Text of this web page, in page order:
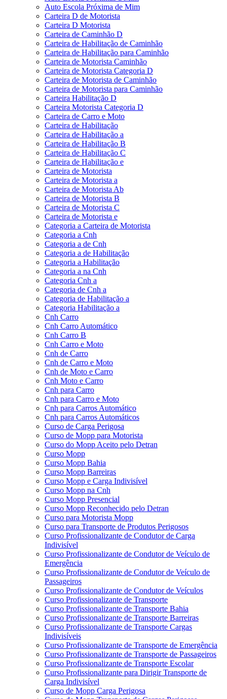
Auto Escola Próxima de Mim
Carteira D de Motorista
Carteira D Motorista
Carteira de Caminhão D
Carteira de Habilitação de Caminhão
Carteira de Habilitação para Caminhão
Carteira de Motorista Caminhão
Carteira de Motorista Categoria D
Carteira de Motorista de Caminhão
Carteira de Motorista para Caminhão
Carteira Habilitação D
Carteira Motorista Categoria D
Carteira de Carro e Moto
Carteira de Habilitação
Carteira de Habilitação a
Carteira de Habilitação B
Carteira de Habilitação C
Carteira de Habilitação e
Carteira de Motorista
Carteira de Motorista a
Carteira de Motorista Ab
Carteira de Motorista B
Carteira de Motorista C
Carteira de Motorista e
Categoria a Carteira de Motorista
Categoria a Cnh
Categoria a de Cnh
Categoria a de Habilitação
Categoria a Habilitação
Categoria a na Cnh
Categoria Cnh a
Categoria de Cnh a
Categoria de Habilitação a
Categoria Habilitação a
Cnh Carro
Cnh Carro Automático
Cnh Carro B
Cnh Carro e Moto
Cnh de Carro
Cnh de Carro e Moto
Cnh de Moto e Carro
Cnh Moto e Carro
Cnh para Carro
Cnh para Carro e Moto
Cnh para Carros Automático
Cnh para Carros Automáticos
Curso de Carga Perigosa
Curso de Mopp para Motorista
Curso do Mopp Aceito pelo Detran
Curso Mopp
Curso Mopp Bahia
Curso Mopp Barreiras
Curso Mopp e Carga Indivisível
Curso Mopp na Cnh
Curso Mopp Presencial
Curso Mopp Reconhecido pelo Detran
Curso para Motorista Mopp
Curso para Transporte de Produtos Perigosos
Curso Profissionalizante de Condutor de Carga
Indivisível
Curso Profissionalizante de Condutor de Veículo de
Emergência
Curso Profissionalizante de Condutor de Veículo de
Passageiros
Curso Profissionalizante de Condutor de Veículos
Curso Profissionalizante de Transporte
Curso Profissionalizante de Transporte Bahia
Curso Profissionalizante de Transporte Barreiras
Curso Profissionalizante de Transporte Cargas
Indivisíveis
Curso Profissionalizante de Transporte de Emergência
Curso Profissionalizante de Transporte de Passageiros
Curso Profissionalizante de Transporte Escolar
Curso Profissionalizante para Dirigir Transporte de
Carga Indivisível
Curso de Mopp Carga Perigosa